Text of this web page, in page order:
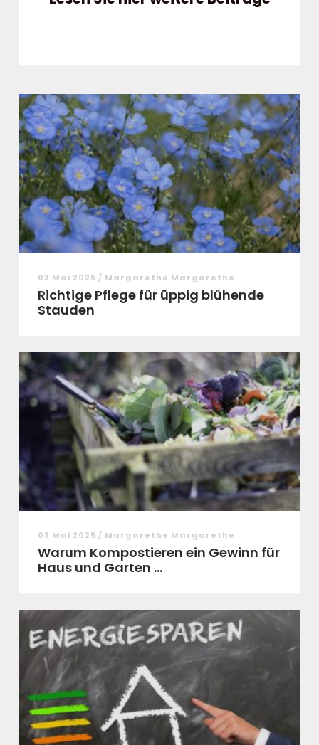
03 Mai 2025 / Margarethe Margarethe
Richtige Pflege für üppig blühende
Stauden
03 Mai 2025 / Margarethe Margarethe
Warum Kompostieren ein Gewinn für
Haus und Garten ...